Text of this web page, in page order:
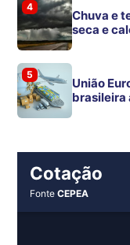
4
Chuva e
seca e
5
União
brasileira
Cotação
FonteCEPEA